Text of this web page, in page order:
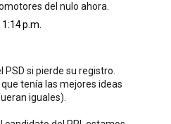
del nulo ahora.
p.m.
si pierde su registro.
tenía las mejores ideas
iguales).